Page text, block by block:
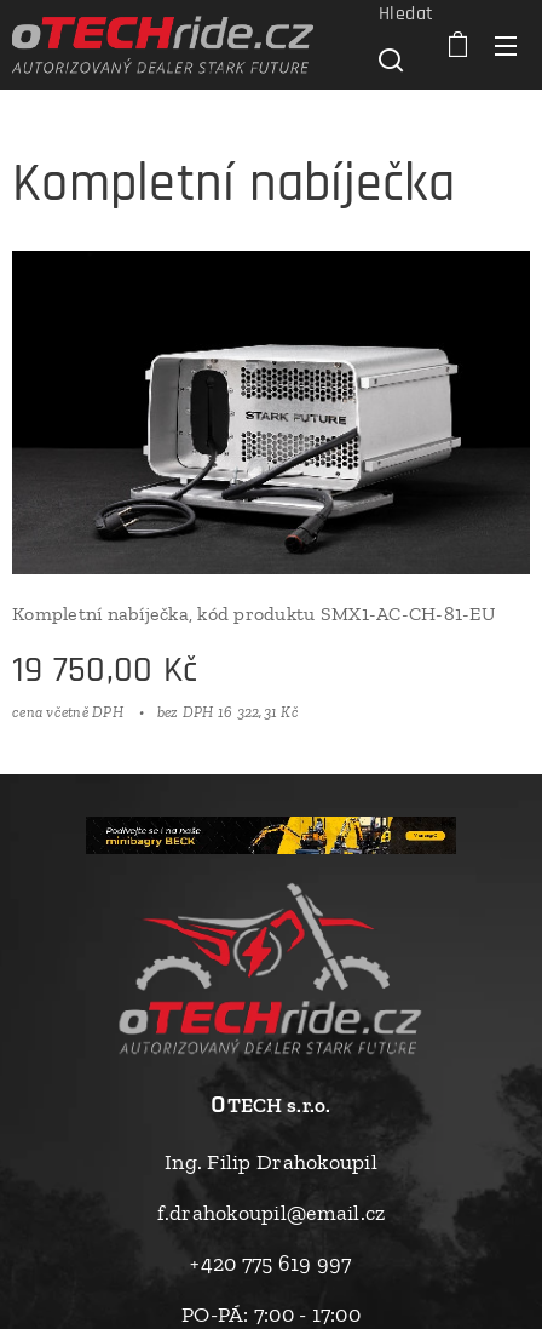
Hledat
Kompletní nabíječka
Kompletní nabíječka, kód produktu SMX1-AC-CH-81-EU
19 750,00 Kč
cena včetně DPH bez DPH 16 322,31 Kč
oTECH s.r.o.
Ing. Filip Drahokoupil
f.drahokoupil@email.cz
+420 775 619 997
PO-PÁ: 7:00 - 17:00